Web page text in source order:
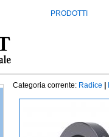
PRODOTTI
Categoria corrente: Radice